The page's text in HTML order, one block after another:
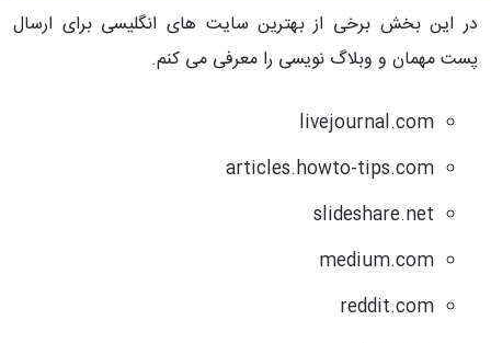
در این بخش برخی از بهترین سایت های انگلیسی برای ارسال
پست مهمان و وبلاگ نویسی را معرفی می کنم.
livejournal.com
articles.howto-tips.com
slideshare.net
medium.com
reddit.com